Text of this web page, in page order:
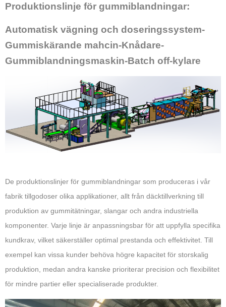
Produktionslinje för gummiblandningar:
Automatisk vägning och doseringssystem-
Gummiskärande mahcin-Knådare-
Gummiblandningsmaskin-Batch off-kylare
De produktionslinjer för gummiblandningar som produceras i vår
fabrik tillgodoser olika applikationer, allt från däcktillverkning till
produktion av gummitätningar, slangar och andra industriella
komponenter. Varje linje är anpassningsbar för att uppfylla specifika
kundkrav, vilket säkerställer optimal prestanda och effektivitet. Till
exempel kan vissa kunder behöva högre kapacitet för storskalig
produktion, medan andra kanske prioriterar precision och flexibilitet
för mindre partier eller specialiserade produkter.